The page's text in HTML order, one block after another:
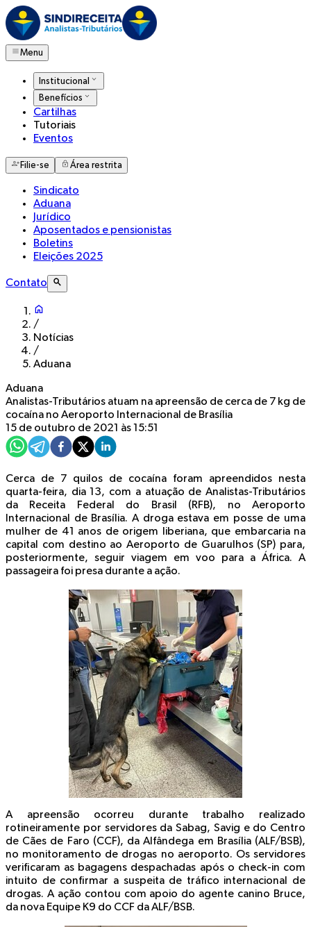
Menu
Institucional
Benefícios
Cartilhas
Tutoriais
Eventos
Filie-se Área restrita
Sindicato
Aduana
Jurídico
Aposentados e pensionistas
Boletins
Eleições 2025
Contato
/
Notícias
/
Aduana
Aduana
Analistas-Tributários atuam na apreensão de cerca de 7 kg de
cocaína no Aeroporto Internacional de Brasília
15 de outubro de 2021 às 15:51
Cerca de 7 quilos de cocaína foram apreendidos nesta
quarta-feira, dia 13, com a atuação de Analistas-Tributários
da Receita Federal do Brasil (RFB), no Aeroporto
Internacional de Brasília. A droga estava em posse de uma
mulher de 41 anos de origem liberiana, que embarcaria na
capital com destino ao Aeroporto de Guarulhos (SP) para,
posteriormente, seguir viagem em voo para a África. A
passageira foi presa durante a ação.
A apreensão ocorreu durante trabalho realizado
rotineiramente por servidores da Sabag, Savig e do Centro
de Cães de Faro (CCF), da Alfândega em Brasília (ALF/BSB),
no monitoramento de drogas no aeroporto. Os servidores
verificaram as bagagens despachadas após o check-in com
intuito de confirmar a suspeita de tráfico internacional de
drogas. A ação contou com apoio do agente canino Bruce,
da nova Equipe K9 do CCF da ALF/BSB.